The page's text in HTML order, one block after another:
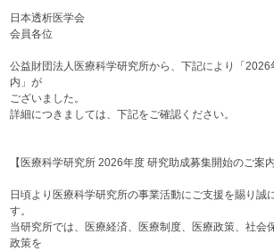
日本透析医学会
会員各位
公益財団法人医療科学研究所から、下記により「
内」が
ございました。
詳細につきましては、下記をご確認ください。
【医療科学研究所 2026年度 研究助成募集開始のご案内
日頃より医療科学研究所の事業活動にご支援を賜り誠
す。
当研究所では、医療経済、医療制度、医療政策、社会
政策を